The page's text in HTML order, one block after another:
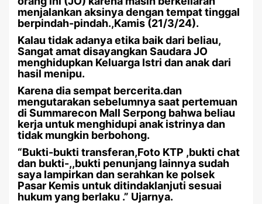
menjalankan aksinya dengan tempat tinggal
berpindah-pindah.,Kamis (21/3/24).
Kalau tidak adanya etika baik dari beliau,
Sangat amat disayangkan Saudara JO
menghidupkan Keluarga Istri dan anak dari
hasil menipu.
Karena dia sempat bercerita.dan
mengutarakan sebelumnya saat pertemuan
di Summarecon Mall Serpong bahwa beliau
kerja untuk menghidupi anak istrinya dan
tidak mungkin berbohong.
“Bukti-bukti transferan,Foto KTP ,bukti chat
dan bukti-,,bukti penunjang lainnya sudah
saya lampirkan dan serahkan ke polsek
Pasar Kemis untuk ditindaklanjuti sesuai
hukum yang berlaku .” Ujarnya.